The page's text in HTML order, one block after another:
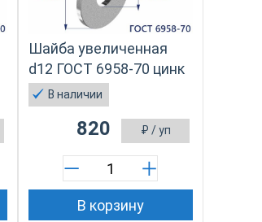
Шайба увеличенная
d12 ГОСТ 6958-70 цинк
В наличии
₽ / уп
820
В корзину